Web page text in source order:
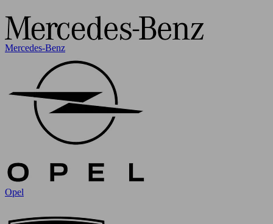
Mercedes-Benz
Opel